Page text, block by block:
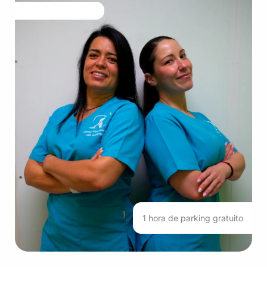
1 hora de parking gratuito